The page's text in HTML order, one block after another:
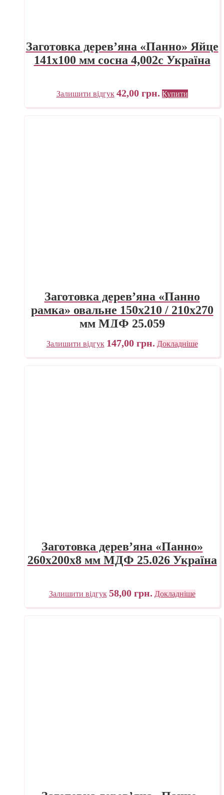
Заготовка дерев’яна «Панно» Яйце
141х100 мм сосна 4,002с Україна
Залишити відгук 42,00 грн. Купити
Заготовка дерев’яна «Панно
рамка» овальне 150х210 / 210х270
мм МДФ 25.059
Залишити відгук 147,00 грн. Докладніше
Заготовка дерев’яна «Панно»
260х200х8 мм МДФ 25.026 Україна
Залишити відгук 58,00 грн. Докладніше